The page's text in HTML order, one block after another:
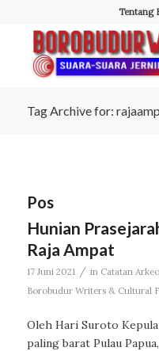
Tentang
Tag Archive for:
Pos
Hunian
Raja Ampat
17 Juni 2021 / in Catatan
Borobudur Writers & Cultural
Oleh Hari Suroto
paling barat Pulau